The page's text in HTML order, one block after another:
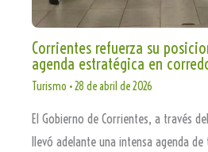
Corrientes refuerza su
agenda estratégica en
Turismo •28 de abril de 2026
El Gobierno de Corrientes, a través
llevó adelante una intensa agenda